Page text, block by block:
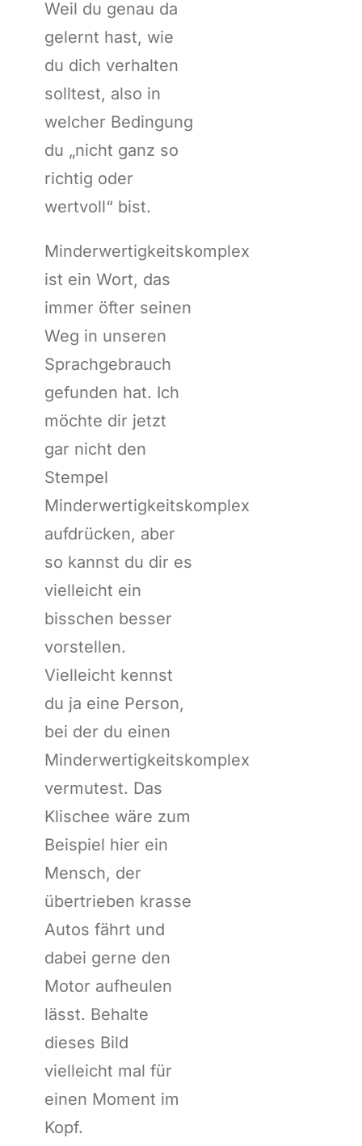
Weil du genau da
gelernt hast, wie
du dich verhalten
solltest, also in
welcher Bedingung
du „nicht ganz so
richtig oder
wertvoll“ bist.
Minderwertigkeitskomplex
ist ein Wort, das
immer öfter seinen
Weg in unseren
Sprachgebrauch
gefunden hat. Ich
möchte dir jetzt
gar nicht den
Stempel
Minderwertigkeitskomplex
aufdrücken, aber
so kannst du dir es
vielleicht ein
bisschen besser
vorstellen.
Vielleicht kennst
du ja eine Person,
bei der du einen
Minderwertigkeitskomplex
vermutest. Das
Klischee wäre zum
Beispiel hier ein
Mensch, der
übertrieben krasse
Autos fährt und
dabei gerne den
Motor aufheulen
lässt. Behalte
dieses Bild
vielleicht mal für
einen Moment im
Kopf.